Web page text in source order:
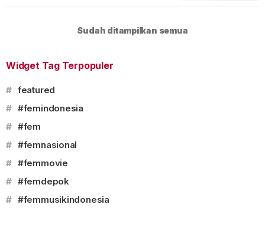
Sudah ditampilkan semua
Widget Tag Terpopuler
# featured
# #femindonesia
# #fem
# #femnasional
# #femmovie
# #femdepok
# #femmusikindonesia